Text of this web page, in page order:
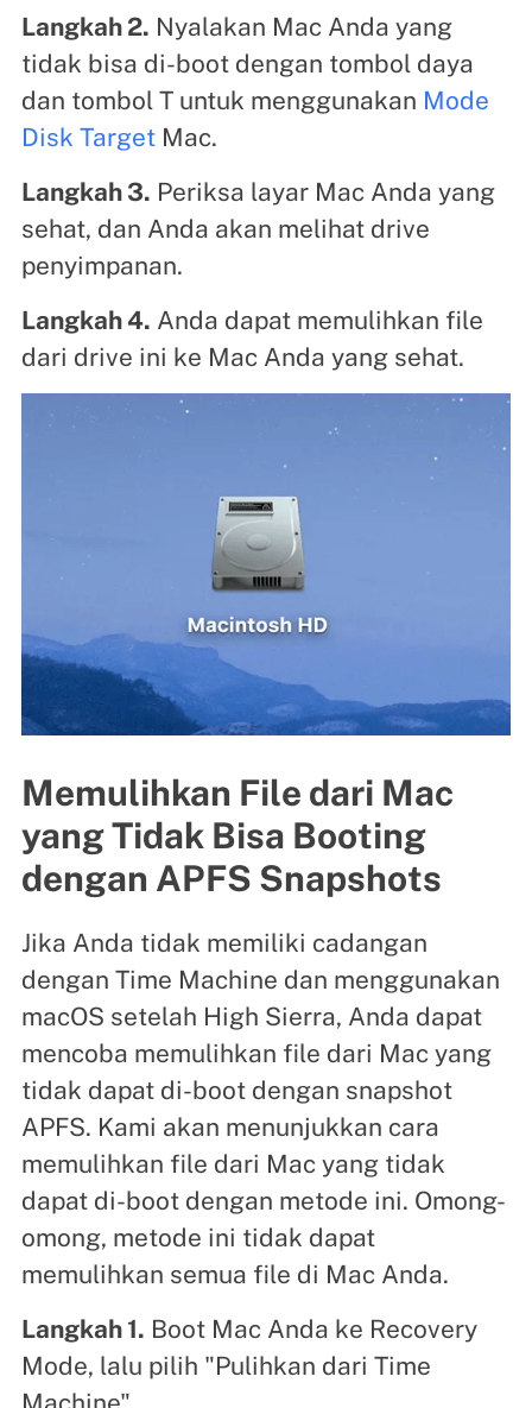
Langkah 2. Nyalakan Mac Anda yang
tidak bisa di-boot dengan tombol daya
dan tombol T untuk menggunakan Mode
Disk TargetMac.
Langkah 3. Periksa layar Mac Anda yang
sehat, dan Anda akan melihat drive
penyimpanan.
Langkah 4. Anda dapat memulihkan file
dari drive ini ke Mac Anda yang sehat.
Memulihkan File dari Mac
yang Tidak Bisa Booting
dengan APFS Snapshots
Jika Anda tidak memiliki cadangan
dengan Time Machine dan menggunakan
macOS setelah High Sierra, Anda dapat
mencoba memulihkan file dari Mac yang
tidak dapat di-boot dengan snapshot
APFS. Kami akan menunjukkan cara
memulihkan file dari Mac yang tidak
dapat di-boot dengan metode ini. Omong-
omong, metode ini tidak dapat
memulihkan semua file di Mac Anda.
Langkah 1. Boot Mac Anda ke Recovery
Mode, lalu pilih "Pulihkan dari Time